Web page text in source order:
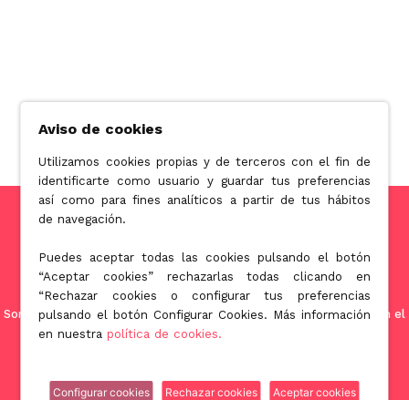
Somos una empresa orientada a ofrecer soluciones innovadoras en el
mundo de la licuación patrimonial de la tercera edad.
Aviso de cookies
Utilizamos cookies propias y de terceros con el fin de
identificarte como usuario y guardar tus preferencias
así como para fines analíticos a partir de tus hábitos
de navegación.
Puedes aceptar todas las cookies pulsando el botón
“Aceptar cookies” rechazarlas todas clicando en
“Rechazar cookies o configurar tus preferencias
pulsando el botón Configurar Cookies. Más información
en nuestrapolítica de cookies.
Configurar cookies Rechazar cookies Aceptar cookies